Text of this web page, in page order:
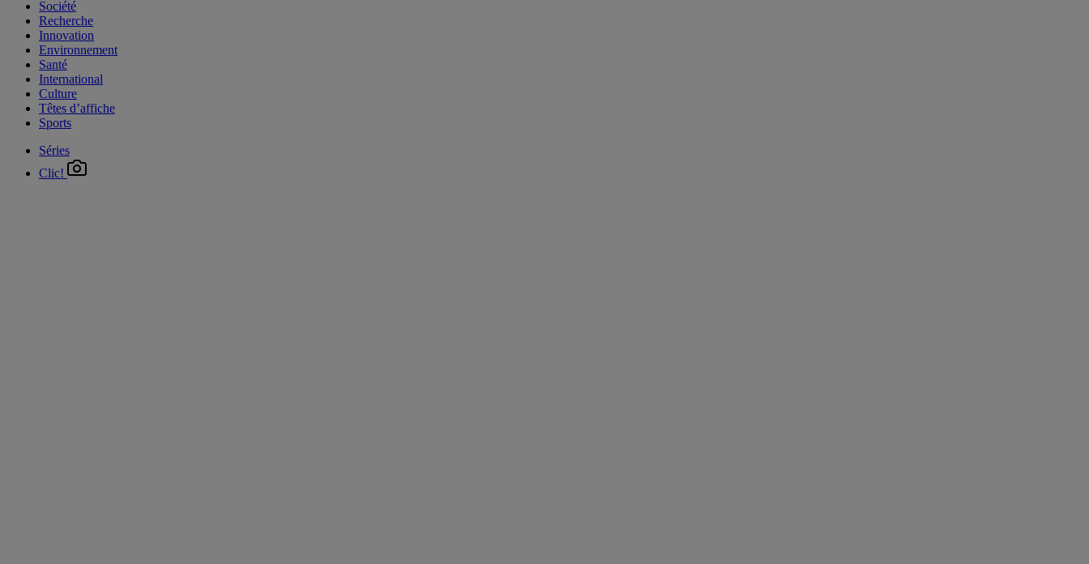
Société
Recherche
Innovation
Environnement
Santé
International
Culture
Têtes d’affiche
Sports
Séries
Clic!